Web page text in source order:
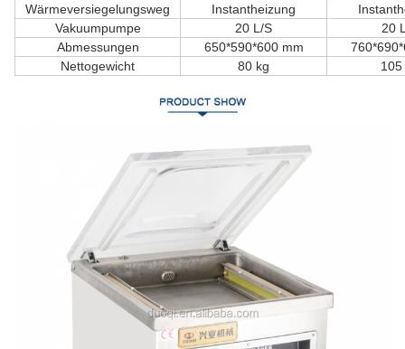
Wärmeversiegelungsweg
Instantheizung
Vakuumpumpe
20 L/S
20
Abmessungen
650*590*600 mm
Nettogewicht
80 kg